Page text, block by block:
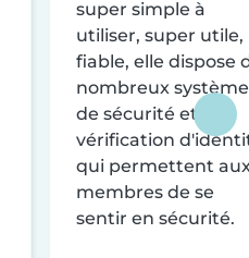
super simple à
utiliser, super utile,
fiable, elle dispose
nombreux
de sécurité et de
vérification
qui permettent
membres de se
sentir en sécurité.